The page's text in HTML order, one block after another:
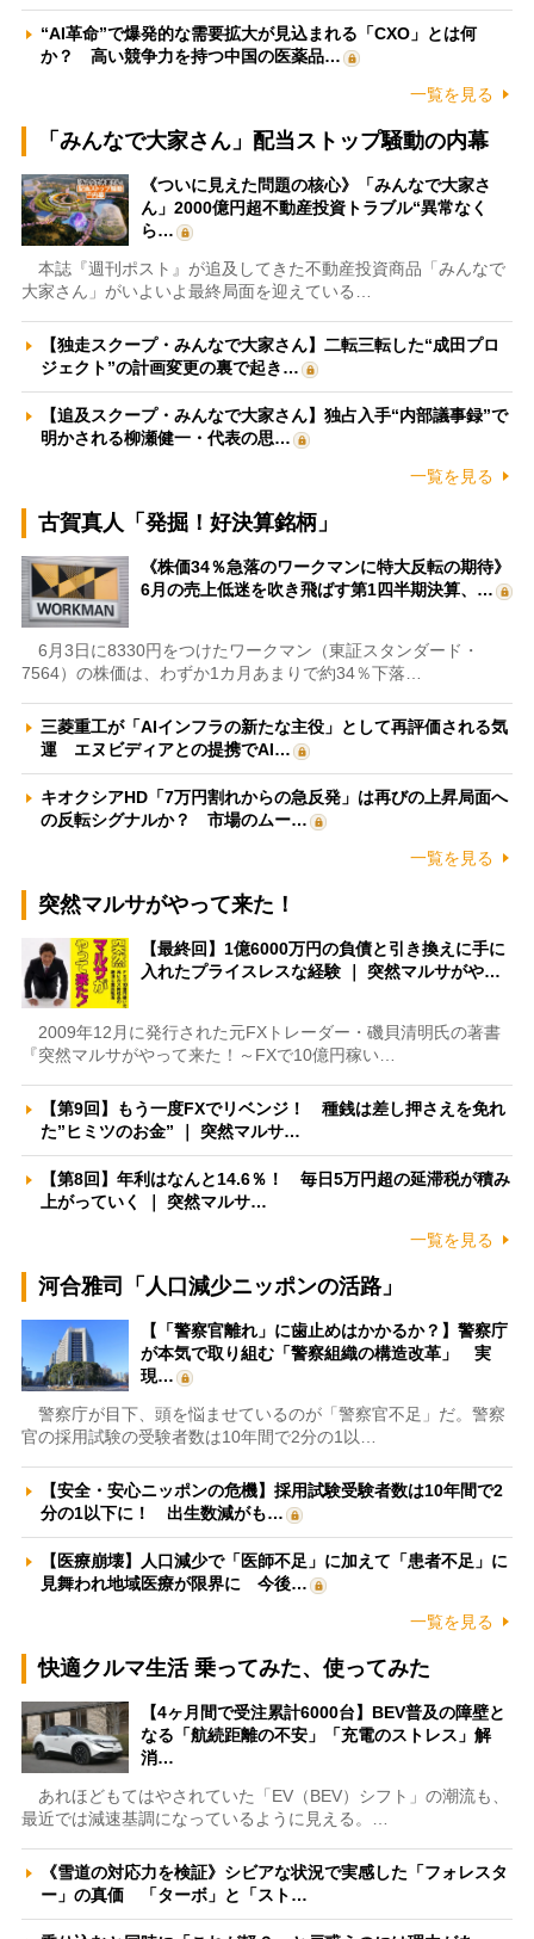
“AI革命”で爆発的な需要拡大が見込まれる「CXO」とは何
か？ 高い競争力を持つ中国の医薬品…
一覧を見る
「みんなで大家さん」配当ストップ騒動の内幕
《ついに見えた問題の核心》「みんなで大家さ
ん」2000億円超不動産投資トラブル“異常なく
ら…
本誌『週刊ポスト』が追及してきた不動産投資商品「みんなで
大家さん」がいよいよ最終局面を迎えている…
【独走スクープ・みんなで大家さん】二転三転した“成田プロ
ジェクト”の計画変更の裏で起き…
【追及スクープ・みんなで大家さん】独占入手“内部議事録”で
明かされる柳瀬健一・代表の思…
一覧を見る
古賀真人「発掘！好決算銘柄」
《株価34％急落のワークマンに特大反転の期待》
6月の売上低迷を吹き飛ばす第1四半期決算、…
6月3日に8330円をつけたワークマン（東証スタンダード・
7564）の株価は、わずか1カ月あまりで約34％下落…
三菱重工が「AIインフラの新たな主役」として再評価される気
運 エヌビディアとの提携でAI…
キオクシアHD「7万円割れからの急反発」は再びの上昇局面へ
の反転シグナルか？ 市場のムー…
一覧を見る
突然マルサがやって来た！
【最終回】1億6000万円の負債と引き換えに手に
入れたプライスレスな経験 ｜ 突然マルサがや…
2009年12月に発行された元FXトレーダー・磯貝清明氏の著書
『突然マルサがやって来た！～FXで10億円稼い…
【第9回】もう一度FXでリベンジ！ 種銭は差し押さえを免れ
た”ヒミツのお金” ｜ 突然マルサ…
【第8回】年利はなんと14.6％！ 毎日5万円超の延滞税が積み
上がっていく ｜ 突然マルサ…
一覧を見る
河合雅司「人口減少ニッポンの活路」
【「警察官離れ」に歯止めはかかるか？】警察庁
が本気で取り組む「警察組織の構造改革」 実
現…
警察庁が目下、頭を悩ませているのが「警察官不足」だ。警察
官の採用試験の受験者数は10年間で2分の1以…
【安全・安心ニッポンの危機】採用試験受験者数は10年間で2
分の1以下に！ 出生数減がも…
【医療崩壊】人口減少で「医師不足」に加えて「患者不足」に
見舞われ地域医療が限界に 今後…
一覧を見る
快適クルマ生活 乗ってみた、使ってみた
【4ヶ月間で受注累計6000台】BEV普及の障壁と
なる「航続距離の不安」「充電のストレス」解
消…
あれほどもてはやされていた「EV（BEV）シフト」の潮流も、
最近では減速基調になっているように見える。…
《雪道の対応力を検証》シビアな状況で実感した「フォレスタ
ー」の真価 「ターボ」と「スト…